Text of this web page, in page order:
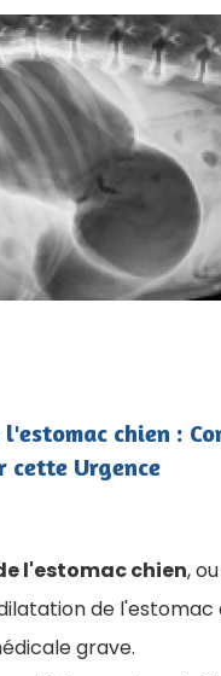
chien :
cette Urgence
l'estomac chien,
de l'estomac
grave.